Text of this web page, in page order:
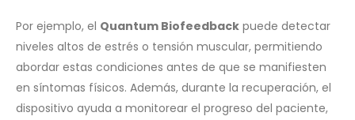
Por ejemplo, el Quantum Biofeedback puede detectar
niveles altos de estrés o tensión muscular, permitiendo
abordar estas condiciones antes de que se manifiesten
en síntomas físicos. Además, durante la recuperación, el
dispositivo ayuda a monitorear el progreso del paciente,